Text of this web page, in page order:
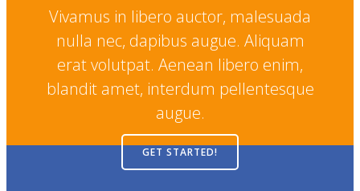
Vivamus in libero auctor, malesuada
nulla nec, dapibus augue. Aliquam
erat volutpat. Aenean libero enim,
blandit amet, interdum pellentesque
augue.
GET STARTED!